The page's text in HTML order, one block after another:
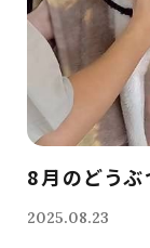
8月のどう
2025.08.23